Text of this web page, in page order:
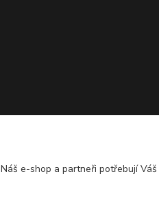
Náš e-shop a partneři potřebují Váš